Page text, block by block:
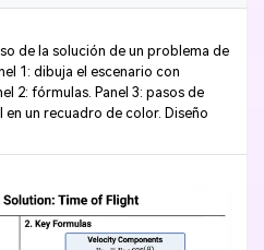
de la solución de un problema de
1: dibuja el escenario con
2: fórmulas. Panel 3: pasos de
en un recuadro de color. Diseño